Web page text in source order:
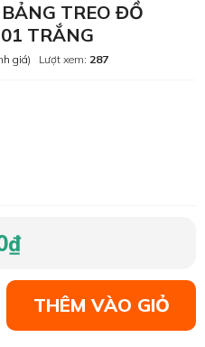
TREO ĐỒ
TRẮNG
giá) Lượt xem: 287
THÊM VÀO GIỎ